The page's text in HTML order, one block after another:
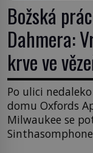
Božská
Dahmera:
krve ve
Po ulici
domu Oxfords
Milwaukee se